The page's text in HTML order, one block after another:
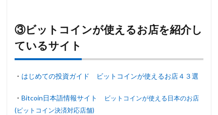
③ビットコインが使えるお店を紹介し
ているサイト
・ はじめての投資ガイド ビットコインが使えるお店４３選
・ Bitcoin日本語情報サイト
ビットコインが使える日本のお店
(ビットコイン決済対応店舗)